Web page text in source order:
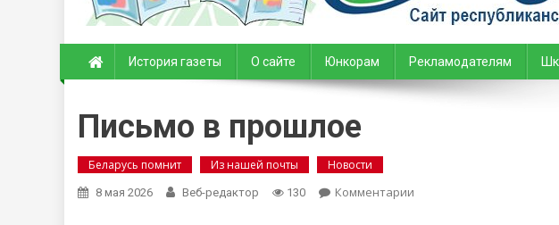
Зорька. Газета для детей и
История газеты О сайте Юнкорам Рекламодателям
Письмо в прошлое
Беларусь помнит Из нашей почты Новости
8 мая 2026 Веб-редактор 130 Комментарии